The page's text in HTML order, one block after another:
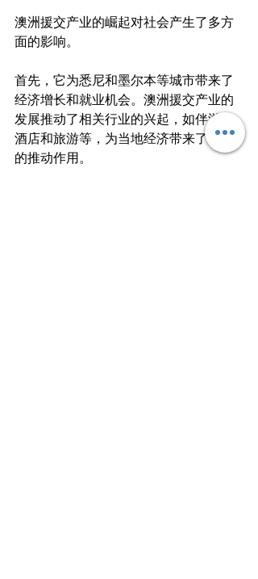
澳洲援交产业的崛起对社会产生了多方
面的影响。
首先，它为悉尼和墨尔本等城市带来了
经济增长和就业机会。澳洲援交产业的
发展推动了相关行业的兴起，如伴游、
酒店和旅游等，为当地经济带来了积极
的推动作用。